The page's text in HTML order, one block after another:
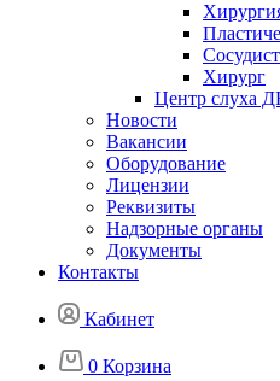
Хирург
Центр слуха
Новости
Вакансии
Оборудование
Лицензии
Реквизиты
Надзорные органы
Документы
Контакты
Кабинет
0 Корзина